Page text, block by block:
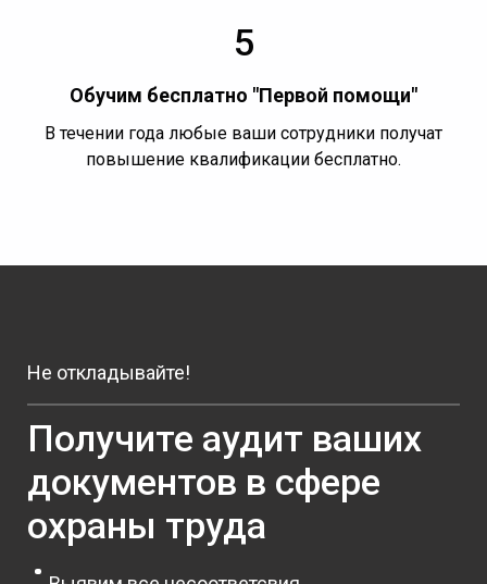
5
Обучим бесплатно "Первой помощи"
В течении года любые ваши сотрудники получат
повышение квалификации бесплатно.
Не откладывайте!
Получите аудит ваших
документов в сфере
охраны труда